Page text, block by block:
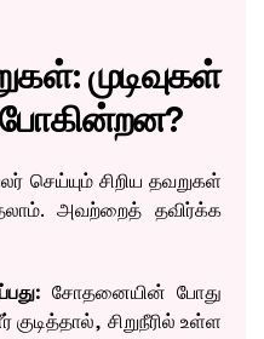
முடிவுகள்
செய்யும் சிறிய தவறுகள்
அவற்றைத் தவிர்க்க
சோதனையின் போது
சிறுநீரில் உள்ள